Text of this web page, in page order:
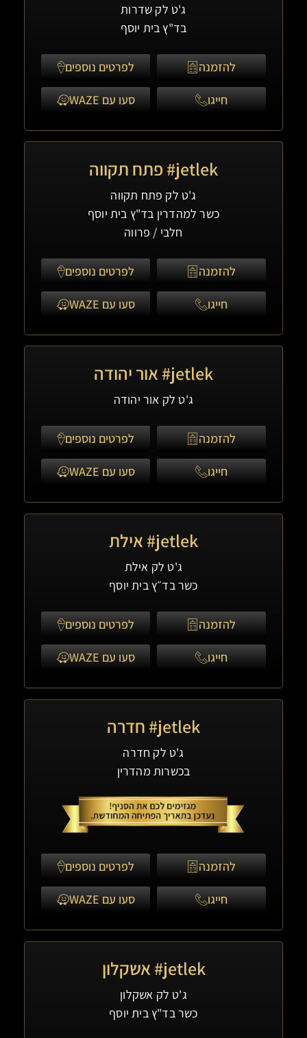
ג'ט לק שדרות
בד"ץ בית יוסף
להזמנה לפרטים נוספים
חייגו סעו עם WAZE
jetlek# פתח תקווה
ג'ט לק פתח תקווה
כשר למהדרין בד"ץ בית יוסף
חלבי / פרווה
להזמנה לפרטים נוספים
חייגו סעו עם WAZE
jetlek# אור יהודה
ג'ט לק אור יהודה
להזמנה לפרטים נוספים
חייגו סעו עם WAZE
jetlek# אילת
ג'ט לק אילת
כשר בד״ץ בית יוסף
להזמנה לפרטים נוספים
חייגו סעו עם WAZE
jetlek# חדרה
ג'ט לק חדרה
בכשרות מהדרין
להזמנה לפרטים נוספים
חייגו סעו עם WAZE
jetlek# אשקלון
ג'ט לק אשקלון
כשר בד"ץ בית יוסף